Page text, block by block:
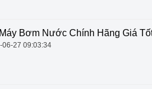
Bơm Nước Chính Hãng Giá
27 09:03:34